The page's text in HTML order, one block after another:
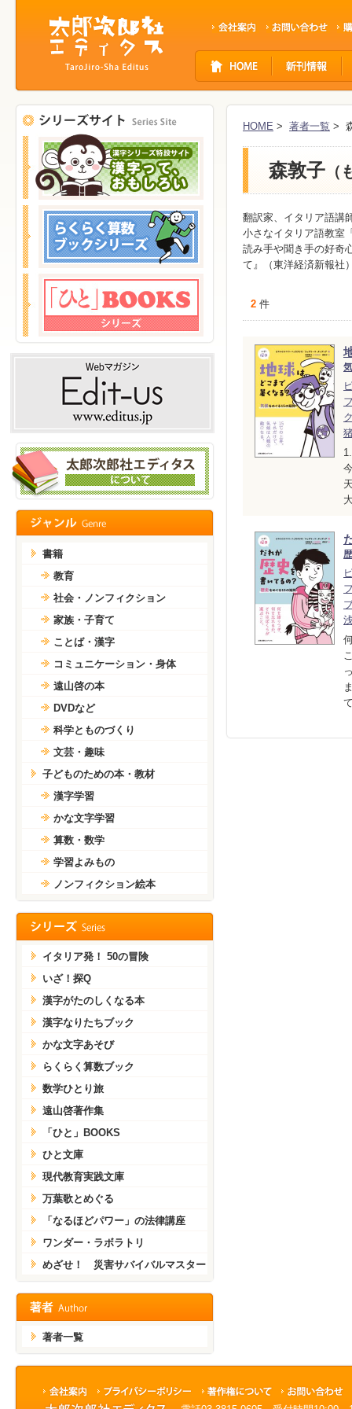
ト
ナ
ー
シ
ョ
HOME > 著者一覧 >
森敦子 （
翻訳家、イタリア語講
小さなイタリア語教室
読み手や聞き手の好奇
て』（東洋経済新報社
2 件
書籍
教育
社会・ノンフィクション
家族・子育て
ことば・漢字
コミュニケーション・身体
遠山啓の本
DVDなど
科学とものづくり
文芸・趣味
子どものための本・教材
漢字学習
かな文字学習
算数・数学
学習よみもの
ノンフィクション絵本
イタリア発！ 50の冒険
いざ！探Q
漢字がたのしくなる本
漢字なりたちブック
かな文字あそび
らくらく算数ブック
数学ひとり旅
遠山啓著作集
「ひと」BOOKS
ひと文庫
現代教育実践文庫
万葉歌とめぐる
「なるほどパワー」の法律講座
ワンダー・ラボラトリ
めざせ！ 災害サバイバルマスター
著者一覧